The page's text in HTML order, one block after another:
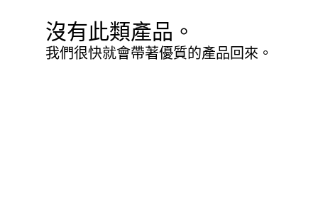
沒有此類產品。
我們很快就會帶著優質的產品回來。